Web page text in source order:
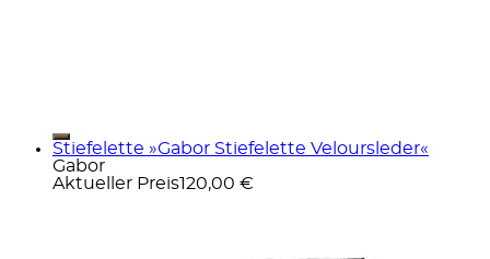
Stiefelette »Gabor Stiefelette Veloursleder«
Gabor
Aktueller Preis120,00 €